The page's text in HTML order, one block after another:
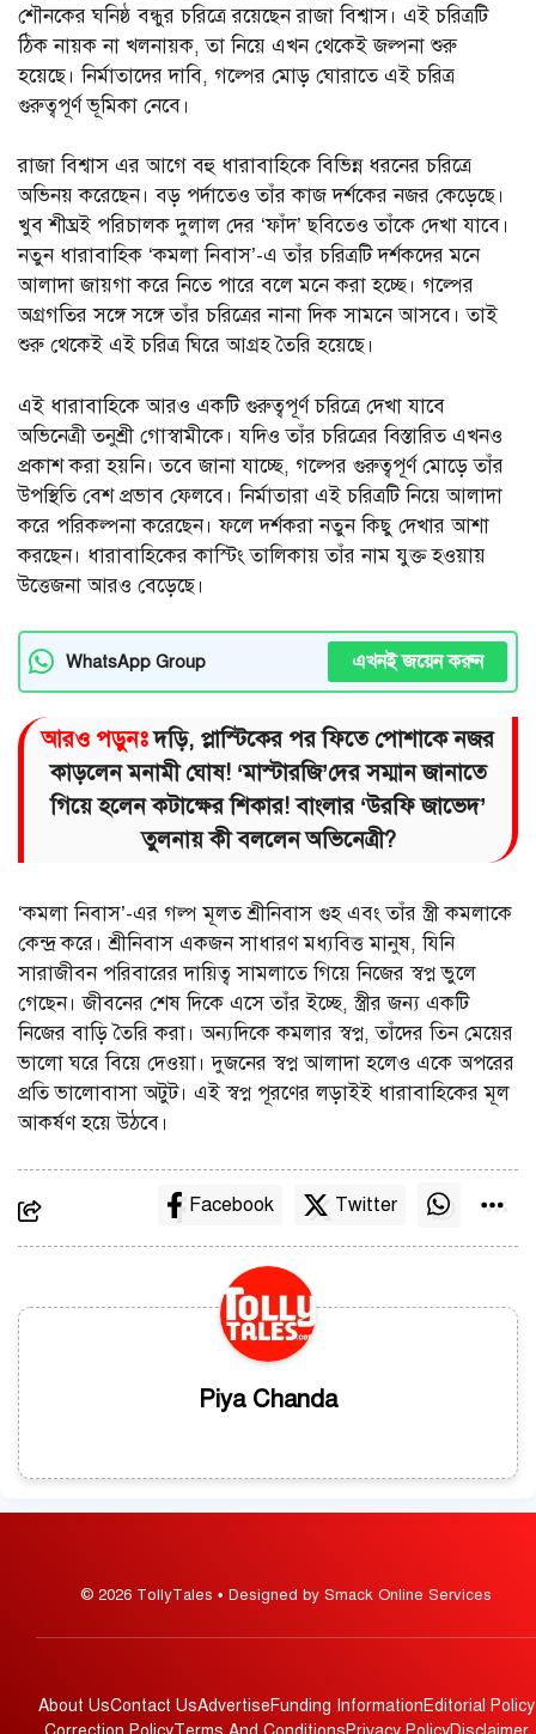
শৌনকের ঘনিষ্ঠ বন্ধুর চরিত্রে রয়েছেন রাজা বিশ্বাস। এই চরিত্রটি
ঠিক নায়ক না খলনায়ক, তা নিয়ে এখন থেকেই জল্পনা শুরু
হয়েছে। নির্মাতাদের দাবি, গল্পের মোড় ঘোরাতে এই চরিত্র
গুরুত্বপূর্ণ ভূমিকা নেবে।
রাজা বিশ্বাস এর আগে বহু ধারাবাহিকে বিভিন্ন ধরনের চরিত্রে
অভিনয় করেছেন। বড় পর্দাতেও তাঁর কাজ দর্শকের নজর কেড়েছে।
খুব শীঘ্রই পরিচালক দুলাল দের ‘ফাঁদ’ ছবিতেও তাঁকে দেখা যাবে।
নতুন ধারাবাহিক ‘কমলা নিবাস’-এ তাঁর চরিত্রটি দর্শকদের মনে
আলাদা জায়গা করে নিতে পারে বলে মনে করা হচ্ছে। গল্পের
অগ্রগতির সঙ্গে সঙ্গে তাঁর চরিত্রের নানা দিক সামনে আসবে। তাই
শুরু থেকেই এই চরিত্র ঘিরে আগ্রহ তৈরি হয়েছে।
এই ধারাবাহিকে আরও একটি গুরুত্বপূর্ণ চরিত্রে দেখা যাবে
অভিনেত্রী তনুশ্রী গোস্বামীকে। যদিও তাঁর চরিত্রের বিস্তারিত এখনও
প্রকাশ করা হয়নি। তবে জানা যাচ্ছে, গল্পের গুরুত্বপূর্ণ মোড়ে তাঁর
উপস্থিতি বেশ প্রভাব ফেলবে। নির্মাতারা এই চরিত্রটি নিয়ে আলাদা
করে পরিকল্পনা করেছেন। ফলে দর্শকরা নতুন কিছু দেখার আশা
করছেন। ধারাবাহিকের কাস্টিং তালিকায় তাঁর নাম যুক্ত হওয়ায়
উত্তেজনা আরও বেড়েছে।
WhatsApp Group এখনই জয়েন করুন
আরও পড়ুনঃদড়ি, প্লাস্টিকের পর ফিতে পোশাকে নজর
কাড়লেন মনামী ঘোষ! ‘মাস্টারজি’দের সম্মান জানাতে
গিয়ে হলেন কটাক্ষের শিকার! বাংলার ‘উরফি জাভেদ’
তুলনায় কী বললেন অভিনেত্রী?
‘কমলা নিবাস’-এর গল্প মূলত শ্রীনিবাস গুহ এবং তাঁর স্ত্রী কমলাকে
কেন্দ্র করে। শ্রীনিবাস একজন সাধারণ মধ্যবিত্ত মানুষ, যিনি
সারাজীবন পরিবারের দায়িত্ব সামলাতে গিয়ে নিজের স্বপ্ন ভুলে
গেছেন। জীবনের শেষ দিকে এসে তাঁর ইচ্ছে, স্ত্রীর জন্য একটি
নিজের বাড়ি তৈরি করা। অন্যদিকে কমলার স্বপ্ন, তাঁদের তিন মেয়ের
ভালো ঘরে বিয়ে দেওয়া। দুজনের স্বপ্ন আলাদা হলেও একে অপরের
প্রতি ভালোবাসা অটুট। এই স্বপ্ন পূরণের লড়াইই ধারাবাহিকের মূল
আকর্ষণ হয়ে উঠবে।
Facebook Twitter
Piya Chanda
© 2026 TollyTales • Designed by Smack Online Services
About UsContact UsAdvertiseFunding InformationEditorial Policy